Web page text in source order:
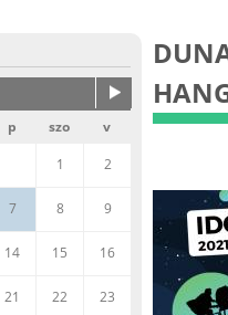
p szo
v
1
2
7 8 9
14 15 16
21 22 23